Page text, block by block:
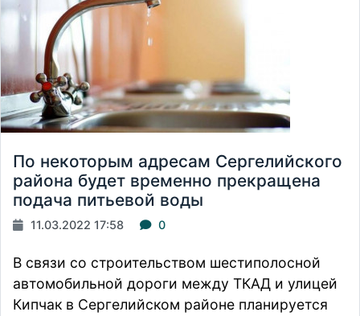
По некоторым адресам Сергелийского
района будет временно прекращена
подача питьевой воды
11.03.2022 17:58 0
В связи со строительством шестиполосной
автомобильной дороги между ТКАД и улицей
Кипчак в Сергелийском районе планируется